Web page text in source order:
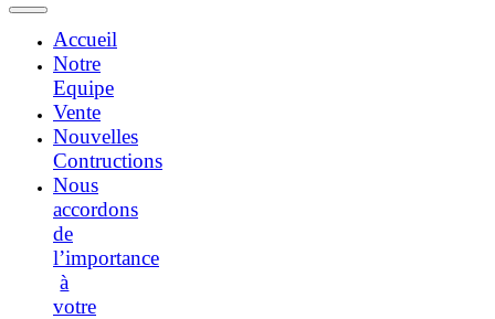
Accueil
Notre
Equipe
Vente
Nouvelles
Contructions
Nous
accordons
de
l’importance
à
votre